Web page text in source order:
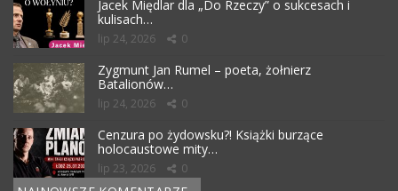
Jacek Międlar dla „Do Rzeczy” o sukcesach i
kulisach…
lip 24, 2026 0
Zygmunt Jan Rumel – poeta, żołnierz
Batalionów…
lip 24, 2026 0
Cenzura po żydowsku?! Książki burzące
holocaustowe mity…
lip 23, 2026 0